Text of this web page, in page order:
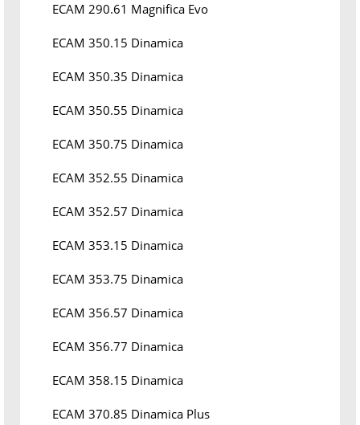
ECAM 290.61 Magnifica Evo
ECAM 350.15 Dinamica
ECAM 350.35 Dinamica
ECAM 350.55 Dinamica
ECAM 350.75 Dinamica
ECAM 352.55 Dinamica
ECAM 352.57 Dinamica
ECAM 353.15 Dinamica
ECAM 353.75 Dinamica
ECAM 356.57 Dinamica
ECAM 356.77 Dinamica
ECAM 358.15 Dinamica
ECAM 370.85 Dinamica Plus